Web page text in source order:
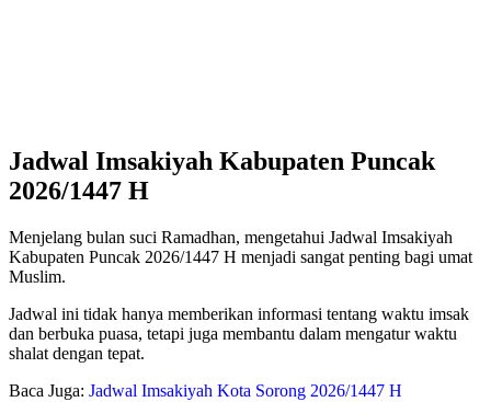
Jadwal Imsakiyah Kabupaten Puncak
2026/1447 H
Menjelang bulan suci Ramadhan, mengetahui Jadwal Imsakiyah
Kabupaten Puncak 2026/1447 H menjadi sangat penting bagi umat
Muslim.
Jadwal ini tidak hanya memberikan informasi tentang waktu imsak
dan berbuka puasa, tetapi juga membantu dalam mengatur waktu
shalat dengan tepat.
Baca Juga: Jadwal Imsakiyah Kota Sorong 2026/1447 H